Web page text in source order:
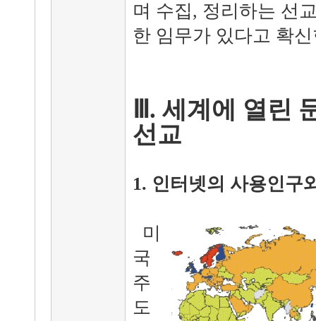
며 수집, 정리하는 선
한 임무가 있다고 확
Ⅲ. 세계에 열린
선교
1. 인터넷의 사용인구
미
국
주
도